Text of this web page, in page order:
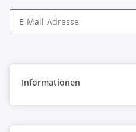
Informationen